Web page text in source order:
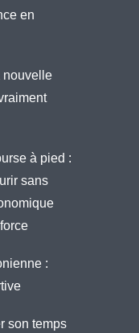
en
nouvelle
à pied :
sans
:
son temps